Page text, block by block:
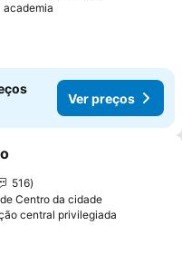
academia
Ver preços
aos favoritos
516
Centro da cidade
central privilegiada